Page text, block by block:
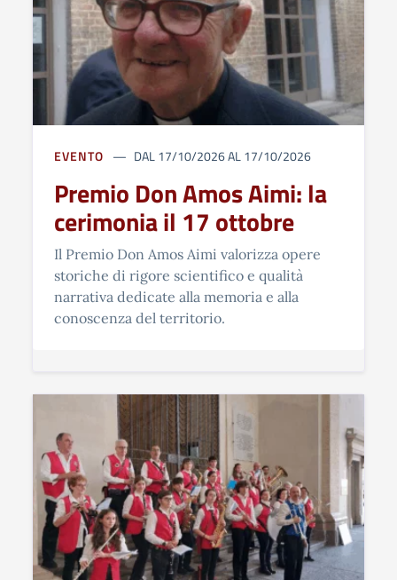
EVENTO DAL 17/10/2026 AL 17/10/2026
Premio Don Amos Aimi: la
cerimonia il 17 ottobre
Il Premio Don Amos Aimi valorizza opere
storiche di rigore scientifico e qualità
narrativa dedicate alla memoria e alla
conoscenza del territorio.